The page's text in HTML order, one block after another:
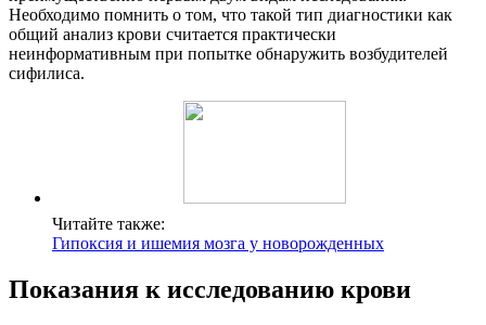
Необходимо помнить о том, что такой тип диагностики как
общий анализ крови считается практически
неинформативным при попытке обнаружить возбудителей
сифилиса.
Читайте также:
Гипоксия и ишемия мозга у новорожденных
Показания к исследованию крови